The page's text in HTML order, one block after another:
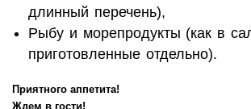
длинный перечень),
Рыбу и морепродукты (как в
приготовленные отдельно).
Приятного аппетита!
Ждем в гости!